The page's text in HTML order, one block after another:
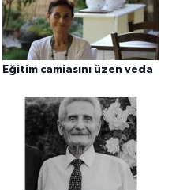
Eğitim camiasını üzen veda